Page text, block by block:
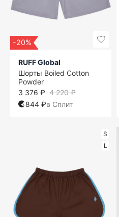
-20%
RUFF Global
Шорты Boiled Cotton
Powder
4 220 ₽
3 376 ₽
844 ₽в Сплит
S
L